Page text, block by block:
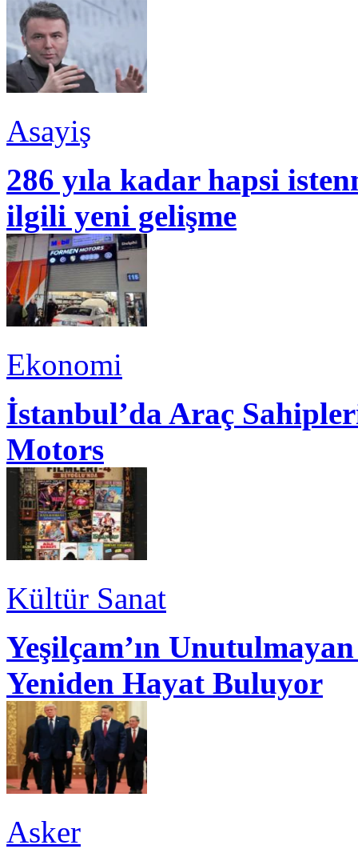
Asayiş
286 yıla kadar hapsi
ilgili yeni gelişme
Ekonomi
İstanbul’da Araç
Motors
Kültür Sanat
Yeşilçam’ın
Yeniden Hayat Buluyor
Asker